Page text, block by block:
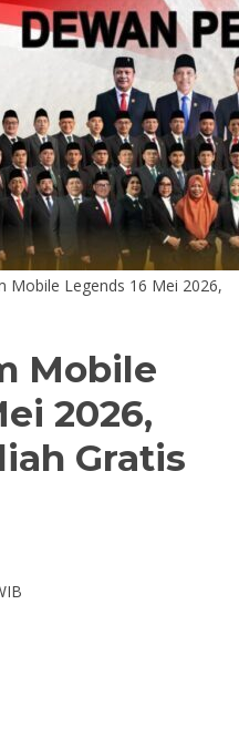
Mobile Legends 16 Mei 2026,
Mobile
2026,
Gratis